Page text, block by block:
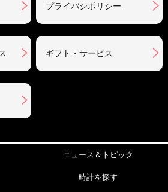
プライバシポリシー
ギフト・サービス
ニュース＆トピック
時計を探す